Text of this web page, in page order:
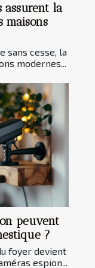
assurent la
maisons
sans cesse, la
modernes...
peuvent
?
foyer devient
espion...